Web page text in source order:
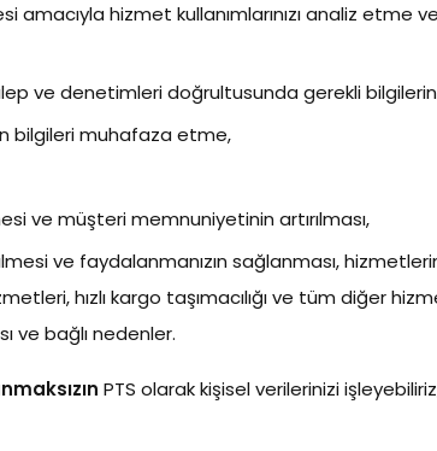
hizmet kullanımlarınızı analiz etme
ve denetimleri doğrultusunda gerekli
bilgileri muhafaza etme,
ve müşteri memnuniyetinin artırılması,
ve faydalanmanızın sağlanması,
hızlı kargo taşımacılığı ve tüm diğer
ve bağlı nedenler.
PTS olarak kişisel verilerinizi